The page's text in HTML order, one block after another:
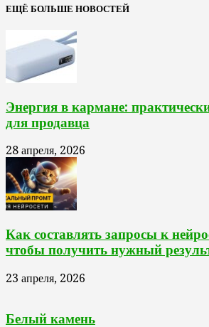
ЕЩЁ БОЛЬШЕ НОВОСТЕЙ
Энергия в кармане:
для продавца
28 апреля, 2026
Как составлять запросы к
чтобы получить нужный
23 апреля, 2026
Белый камень